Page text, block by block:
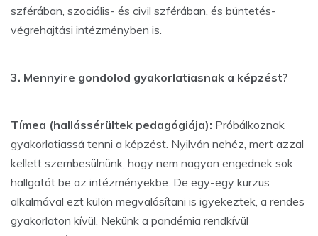
szférában, szociális- és civil szférában, és büntetés-
végrehajtási intézményben is.
3. Mennyire gondolod gyakorlatiasnak a képzést?
Tímea (hallássérültek pedagógiája): Próbálkoznak
gyakorlatiassá tenni a képzést. Nyilván nehéz, mert azzal
kellett szembesülnünk, hogy nem nagyon engednek sok
hallgatót be az intézményekbe. De egy-egy kurzus
alkalmával ezt külön megvalósítani is igyekeztek, a rendes
gyakorlaton kívül. Nekünk a pandémia rendkívül